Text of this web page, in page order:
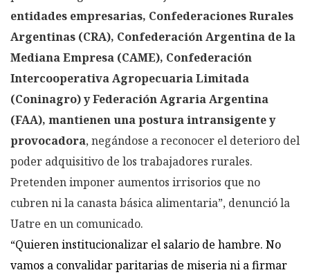
entidades empresarias, Confederaciones Rurales
Argentinas (CRA), Confederación Argentina de la
Mediana Empresa (CAME), Confederación
Intercooperativa Agropecuaria Limitada
(Coninagro) y Federación Agraria Argentina
(FAA), mantienen una postura intransigente y
provocadora, negándose a reconocer el deterioro del
poder adquisitivo de los trabajadores rurales.
Pretenden imponer aumentos irrisorios que no
cubren ni la canasta básica alimentaria”, denunció la
Uatre en un comunicado.
“Quieren institucionalizar el salario de hambre. No
vamos a convalidar paritarias de miseria ni a firmar